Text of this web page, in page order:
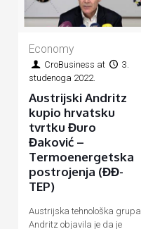
Economy
CroBusiness at
3.
studenoga 2022.
Austrijski Andritz
kupio hrvatsku
tvrtku Đuro
Đaković –
Termoenergetska
postrojenja (ĐĐ-
TEP)
Austrijska tehnološka grupa
Andritz objavila je da je